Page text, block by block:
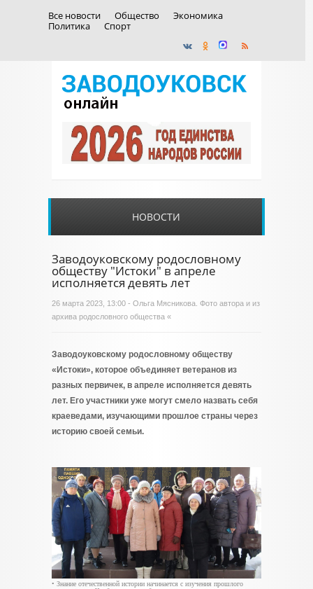
Все новости Общество
Экономика
Политика
Спорт
НОВОСТИ
Заводоуковскому родословному
обществу "Истоки" в апреле
исполняется девять лет
26 марта 2023, 13:00 - Ольга Мясникова. Фото автора и из
архива родословного общества «
Заводоуковскому родословному обществу
«Истоки», которое объединяет ветеранов из
разных первичек, в апреле исполняется девять
лет. Его участники уже могут смело назвать себя
краеведами, изучающими прошлое страны через
историю своей семьи.
• Знание отечественной истории начинается с изучения прошлого